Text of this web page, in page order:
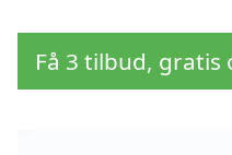
Få 3 tilbud,